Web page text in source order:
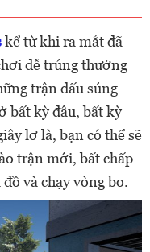
kể từ khi ra mắt đã
dễ trúng thưởng
trận đấu súng
bất kỳ đâu, bất kỳ
lơ là, bạn có thể sẽ
trận mới, bất chấp
và chạy vòng bo.